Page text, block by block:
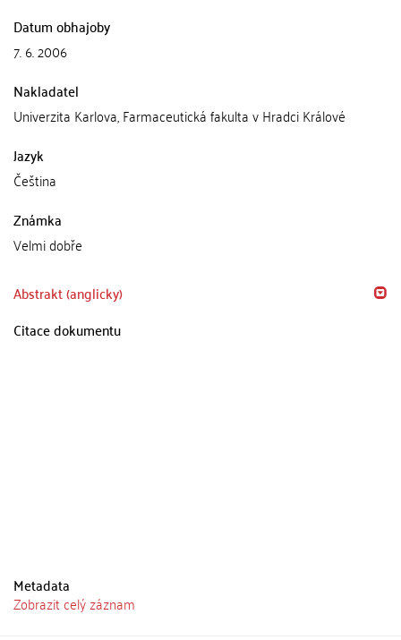
Datum obhajoby
7. 6. 2006
Nakladatel
Univerzita Karlova, Farmaceutická fakulta v Hradci Králové
Jazyk
Čeština
Známka
Velmi dobře
Abstrakt (anglicky)
Citace dokumentu
Metadata
Zobrazit celý záznam